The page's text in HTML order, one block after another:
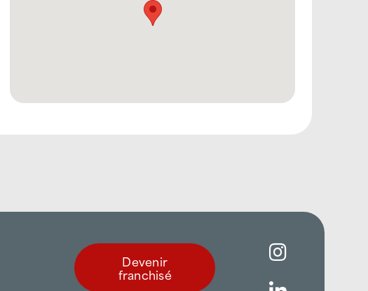
Devenir
franchisé